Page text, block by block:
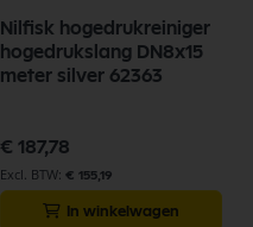
Nilfisk hogedrukreiniger
hogedrukslang DN8x15
meter silver 62363
€ 187,78
€ 155,19
In winkelwagen